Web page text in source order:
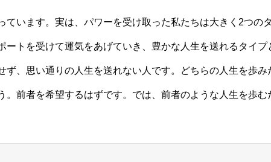
ています。実は、パワーを受け取った私たちは大きく2つの
ートを受けて運気をあげていき、豊かな人生を送れるタイプ
ず、思い通りの人生を送れない人です。どちらの人生を歩み
。前者を希望するはずです。では、前者のような人生を歩む